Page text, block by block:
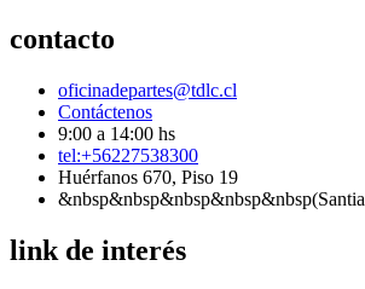
contacto
oficinadepartes@tdlc.cl
Contáctenos
9:00 a 14:00 hs
tel:+56227538300
Huérfanos 670, Piso 19
link de interés